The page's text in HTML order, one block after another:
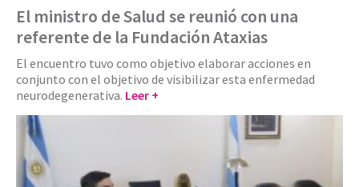
El ministro de Salud se reunió con una
referente de la Fundación Ataxias
El encuentro tuvo como objetivo elaborar acciones en
conjunto con el objetivo de visibilizar esta enfermedad
neurodegenerativa. Leer +